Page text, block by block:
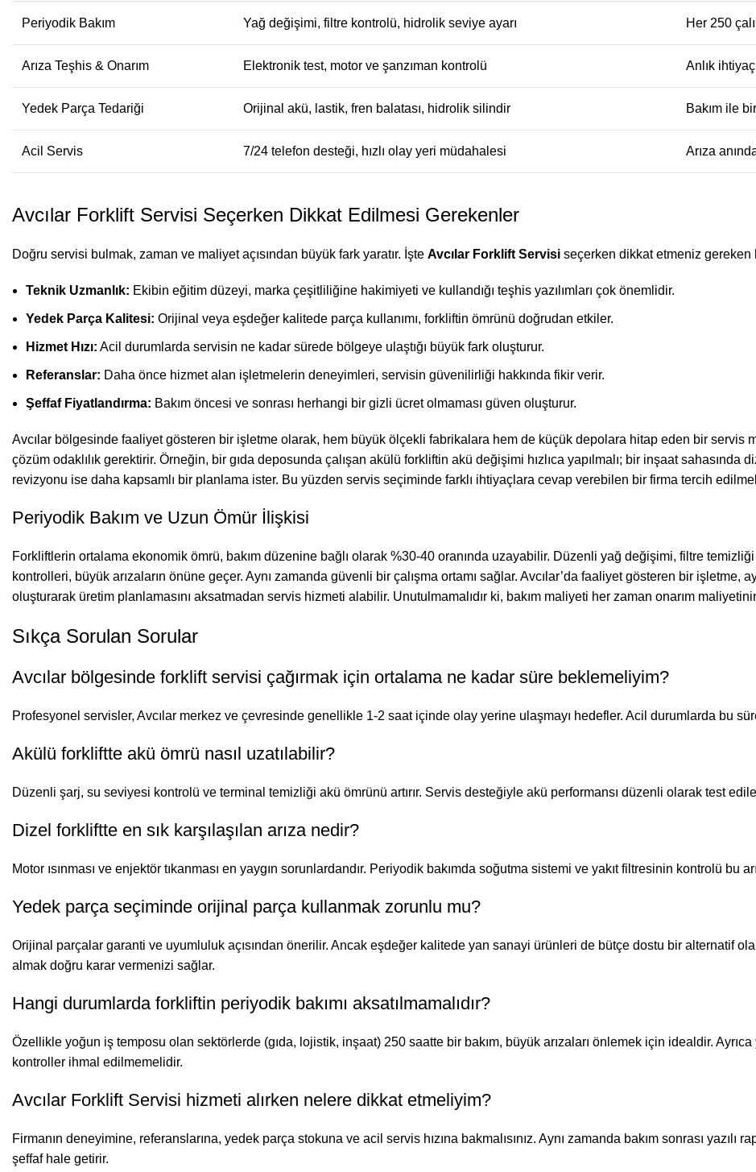
Periyodik Bakım Yağ değişimi, filtre kontrolü, hidrolik seviye ayarı Her 250
Arıza Teşhis & Onarım Elektronik test, motor ve şanzıman kontrolü Anlık ihtiyaç
Yedek Parça Tedariği Orijinal akü, lastik, fren balatası, hidrolik silindir Bakım ile
Acil Servis 7/24 telefon desteği, hızlı olay yeri müdahalesi Arıza
Avcılar Forklift Servisi Seçerken Dikkat Edilmesi Gerekenler
Doğru servisi bulmak, zaman ve maliyet açısından büyük fark yaratır. İşte Avcılar Forklift Servisi seçerken dikkat etmeniz gereken
Teknik Uzmanlık: Ekibin eğitim düzeyi, marka çeşitliliğine hakimiyeti ve kullandığı teşhis yazılımları çok önemlidir.
Yedek Parça Kalitesi: Orijinal veya eşdeğer kalitede parça kullanımı, forkliftin ömrünü doğrudan etkiler.
Hizmet Hızı: Acil durumlarda servisin ne kadar sürede bölgeye ulaştığı büyük fark oluşturur.
Referanslar: Daha önce hizmet alan işletmelerin deneyimleri, servisin güvenilirliği hakkında fikir verir.
Şeffaf Fiyatlandırma: Bakım öncesi ve sonrası herhangi bir gizli ücret olmaması güven oluşturur.
Avcılar bölgesinde faaliyet gösteren bir işletme olarak, hem büyük ölçekli fabrikalara hem de küçük depolara hitap eden bir servis
çözüm odaklılık gerektirir. Örneğin, bir gıda deposunda çalışan akülü forkliftin akü değişimi hızlıca yapılmalı; bir inşaat sahasında
revizyonu ise daha kapsamlı bir planlama ister. Bu yüzden servis seçiminde farklı ihtiyaçlara cevap verebilen bir firma tercih
Periyodik Bakım ve Uzun Ömür İlişkisi
Forkliftlerin ortalama ekonomik ömrü, bakım düzenine bağlı olarak %30-40 oranında uzayabilir. Düzenli yağ değişimi, filtre
kontrolleri, büyük arızaların önüne geçer. Aynı zamanda güvenli bir çalışma ortamı sağlar. Avcılar’da faaliyet gösteren bir işletme,
oluşturarak üretim planlamasını aksatmadan servis hizmeti alabilir. Unutulmamalıdır ki, bakım maliyeti her zaman onarım
Sıkça Sorulan Sorular
Avcılar bölgesinde forklift servisi çağırmak için ortalama ne kadar süre beklemeliyim?
Profesyonel servisler, Avcılar merkez ve çevresinde genellikle 1-2 saat içinde olay yerine ulaşmayı hedefler. Acil durumlarda bu
Akülü forkliftte akü ömrü nasıl uzatılabilir?
Düzenli şarj, su seviyesi kontrolü ve terminal temizliği akü ömrünü artırır. Servis desteğiyle akü performansı düzenli olarak test
Dizel forkliftte en sık karşılaşılan arıza nedir?
Motor ısınması ve enjektör tıkanması en yaygın sorunlardandır. Periyodik bakımda soğutma sistemi ve yakıt filtresinin kontrolü bu
Yedek parça seçiminde orijinal parça kullanmak zorunlu mu?
Orijinal parçalar garanti ve uyumluluk açısından önerilir. Ancak eşdeğer kalitede yan sanayi ürünleri de bütçe dostu bir alternatif
almak doğru karar vermenizi sağlar.
Hangi durumlarda forkliftin periyodik bakımı aksatılmamalıdır?
Özellikle yoğun iş temposu olan sektörlerde (gıda, lojistik, inşaat) 250 saatte bir bakım, büyük arızaları önlemek için idealdir.
kontroller ihmal edilmemelidir.
Avcılar Forklift Servisi hizmeti alırken nelere dikkat etmeliyim?
Firmanın deneyimine, referanslarına, yedek parça stokuna ve acil servis hızına bakmalısınız. Aynı zamanda bakım sonrası yazılı
şeffaf hale getirir.